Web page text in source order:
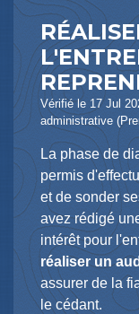
Vérifié le 17 Jul
administrative
La phase de
permis
et de sonder
avez rédigé
intérêt pour
réaliser un
assurer de la
le cédant.